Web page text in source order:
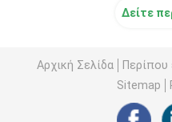
Δείτε
Αρχική Σελίδα Περίπου
Sitemap